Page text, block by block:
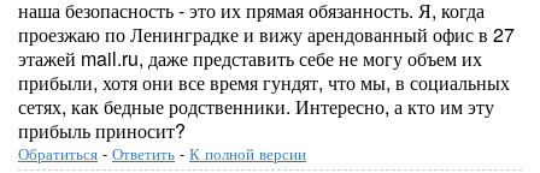
наша безопасность - это их прямая обязанность. Я, когда
проезжаю по Ленинградке и вижу арендованный офис в 27
этажей mail.ru, даже представить себе не могу объем их
прибыли, хотя они все время гундят, что мы, в социальных
сетях, как бедные родственники. Интересно, а кто им эту
прибыль приносит?
Обратиться - Ответить - К полной версии